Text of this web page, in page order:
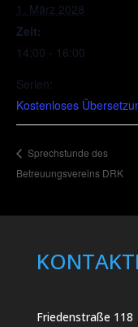
1. März 2028
Zeit:
14:00 - 16:00
Serien:
Kostenloses
Sprechstunde des
Betreuungsvereins DRK
Friedenstraße 118